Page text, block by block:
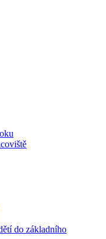
do základního